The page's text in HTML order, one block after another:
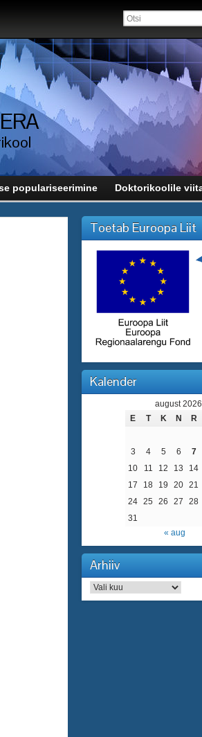
populariseerimine Doktorikoolile
Toetab Euroopa Liit
Kalender
august 2026
E
T K N R
3
4 5 6 7
10
11 12 13 14
17
18 19 20 21
24 25 26 27 28
31
« aug
Arhiiv
Arhiiv